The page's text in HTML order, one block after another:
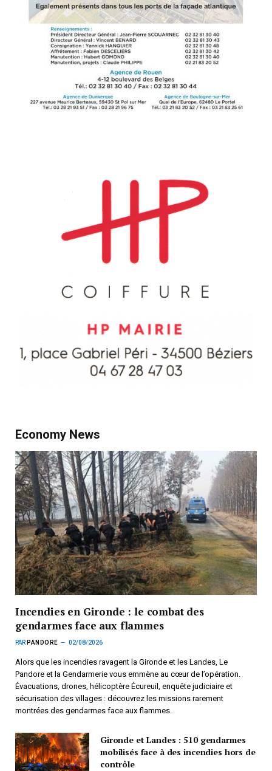
Economy News
Incendies en Gironde : le combat des
gendarmes face aux flammes
PAR PANDORE 02/08/2026
Alors que les incendies ravagent la Gironde et les Landes, Le
Pandore et la Gendarmerie vous emmène au cœur de l’opération.
Évacuations, drones, hélicoptère Écureuil, enquête judiciaire et
sécurisation des villages : découvrez les missions rarement
montrées des gendarmes face aux flammes.
Gironde et Landes : 510 gendarmes
mobilisés face à des incendies hors de
contrôle